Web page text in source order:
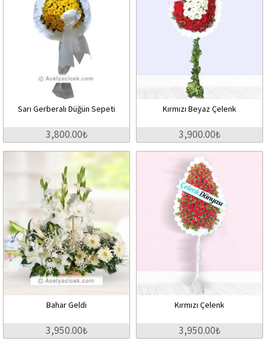
Sarı Gerberalı Düğün Sepeti
3,800.00₺
Kırmızı Beyaz Çelenk
3,900.00₺
Bahar Geldi
3,950.00₺
Kırmızı Çelenk
3,950.00₺